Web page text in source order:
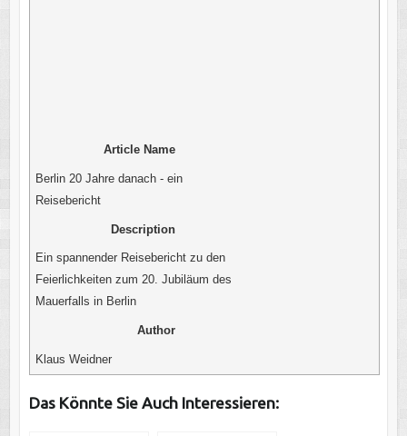
Article Name
Berlin 20 Jahre danach - ein
Reisebericht
Description
Ein spannender Reisebericht zu den
Feierlichkeiten zum 20. Jubiläum des
Mauerfalls in Berlin
Author
Klaus Weidner
Das Könnte Sie Auch Interessieren: